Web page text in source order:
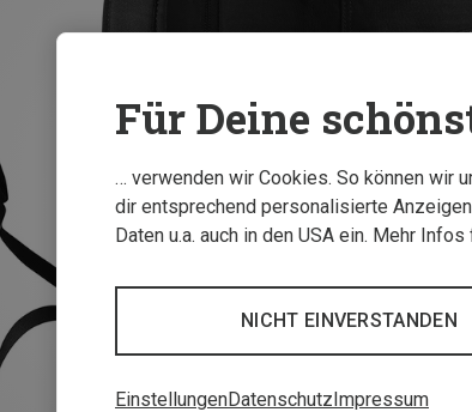
Für Deine
… verwenden wir Cookies. So können wir
dir entsprechend personalisierte
Daten u.a. auch in den USA ein. Mehr
NICHT EINVERSTANDEN
EinstellungenDatenschutzImpressum